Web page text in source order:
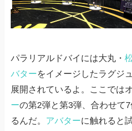
パラリアルドバイには大丸・
バターをイメージしたラグジ
展開されているよ。ここでは
ーの第2弾と第3弾、合わせて
るんだ。 アバターに触れると